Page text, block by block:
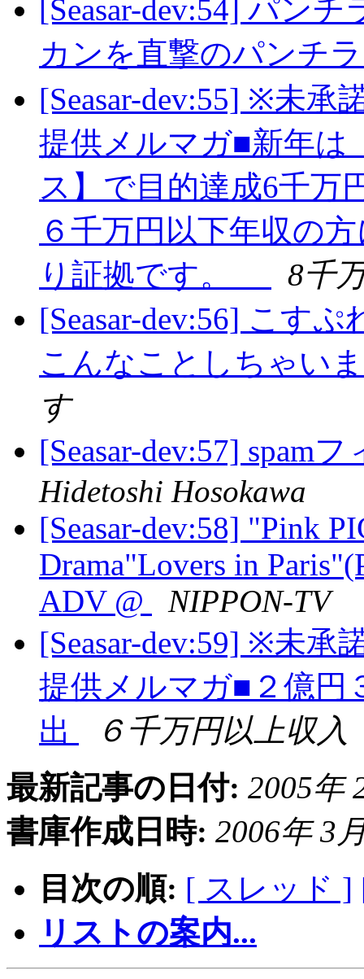
[Seasar-dev:54] パン
カンを直撃のパンチ
[Seasar-dev:55] ※未承
提供メルマガ■新年は
ス】で目的達成6千
６千万円以下年収の
り証拠です。
8千
[Seasar-dev:56] こす
こんなことしちゃい
す
[Seasar-dev:57] spam
Hidetoshi Hosokawa
[Seasar-dev:58] "Pink
Drama"Lovers in
ADV @
NIPPON-TV
[Seasar-dev:59] ※未承
提供メルマガ■２億円
出
６千万円以上収入
最新記事の日付: 2005年
書庫作成日時: 2006年 3
目次の順: [ スレッド ]
リストの案内...